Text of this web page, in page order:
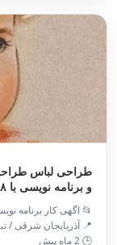
و برنامه نویسی با ۸ سال سابقه درهمه کار ها🌸
📂 اگهی کار برنامه
📍 آذربایجان شرقی /
🕒 2 ماه پیش